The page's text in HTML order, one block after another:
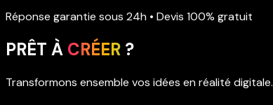
Réponse garantie sous 24h • Devis 100% gratuit
PRÊT À CRÉER ?
Transformons ensemble vos idées en réalité digitale.